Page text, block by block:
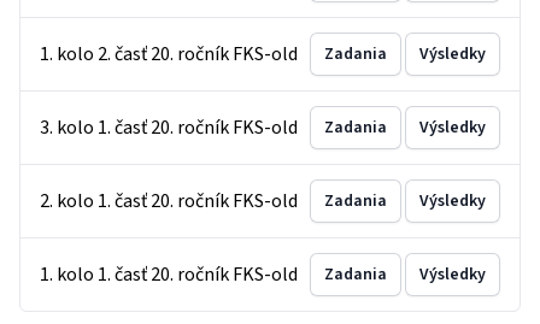
1. kolo 2. časť 20. ročník FKS-old Zadania Výsledky
3. kolo 1. časť 20. ročník FKS-old Zadania Výsledky
2. kolo 1. časť 20. ročník FKS-old Zadania Výsledky
1. kolo 1. časť 20. ročník FKS-old Zadania Výsledky